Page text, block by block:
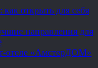
открыть для себя
направления для
отеле «АмстерДОМ»